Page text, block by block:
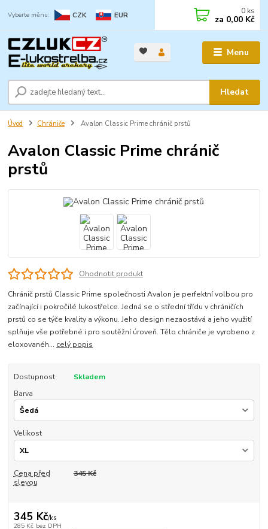
Menu
CZK EUR
Hledat
0 ks
za 0,00 Kč
Úvod Chrániče Avalon Classic Prime chránič prstů
Avalon Classic Prime chránič
prstů
Ohodnotit produkt
Chránič prstů Classic Prime společnosti Avalon je perfektní volbou pro
začínající i pokročilé lukostřelce. Jedná se o střední třídu v chráničích
prstů co se týče kvality a výkonu. Jeho design nezaostává a jeho využití
splňuje vše potřebné i pro soutěžní úroveň. Tělo chrániče je vyrobeno z
eloxovanéh... celý popis
Dostupnost
Skladem
Barva
Velikost
Cena před
slevou
345 Kč
345 Kč/ks
285 Kč bez DPH